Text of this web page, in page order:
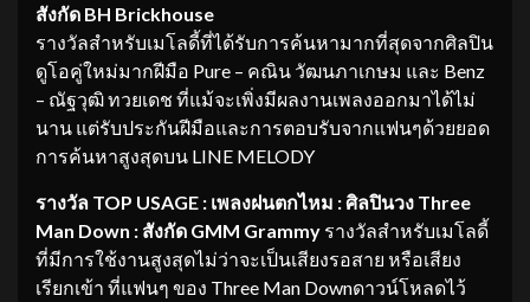
สังกัด BH Brickhouse
รางวัลสำหรับเมโลดี้ที่ได้รับการค้นหามากที่สุดจากศิลปิน
ดูโอคู่ใหม่มากฝีมือ Pure – คณิน วัฒนภาเกษม และ Benz
– ณัฐวุฒิ ทวยเดช ที่แม้จะเพิ่งมีผลงานเพลงออกมาได้ไม่
นาน แต่รับประกันฝีมือและการตอบรับจากแฟนๆด้วยยอด
การค้นหาสูงสุดบน LINE MELODY
รางวัล TOP USAGE : เพลงฝนตกไหม : ศิลปินวง Three
Man Down : สังกัด GMM Grammy รางวัลสำหรับเมโลดี้
ที่มีการใช้งานสูงสุดไม่ว่าจะเป็นเสียงรอสาย หรือเสียง
เรียกเข้า ที่แฟนๆ ของ Three Man Downดาวน์โหลดไว้